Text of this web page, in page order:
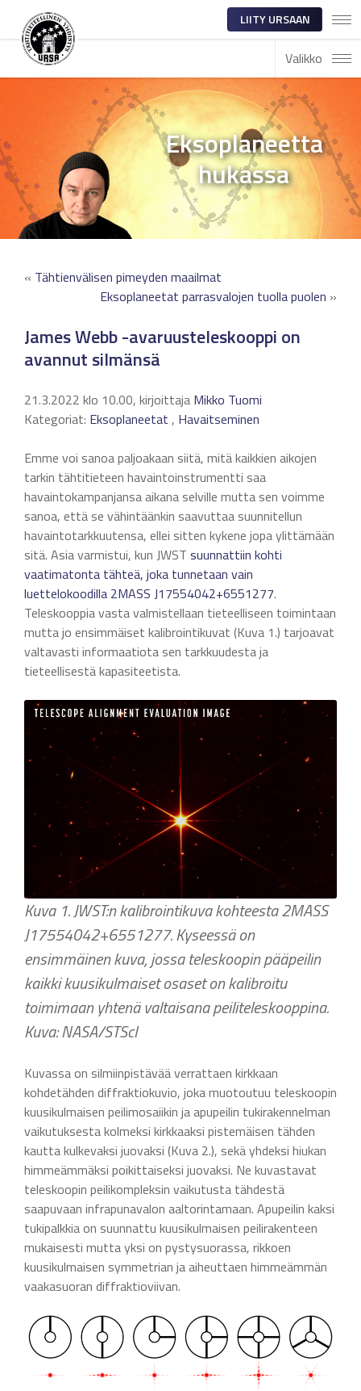
LIITY URSAAN
Valikko
Eksoplaneetta
hukassa
« Tähtienvälisen pimeyden maailmat
Eksoplaneetat parrasvalojen tuolla puolen »
James Webb -avaruusteleskooppi on
avannut silmänsä
21.3.2022 klo 10.00, kirjoittaja Mikko Tuomi
Kategoriat: Eksoplaneetat , Havaitseminen
Emme voi sanoa paljoakaan siitä, mitä kaikkien aikojen
tarkin tähtitieteen havaintoinstrumentti saa
havaintokampanjansa aikana selville mutta sen voimme
sanoa, että se vähintäänkin saavuttaa suunnitellun
havaintotarkkuutensa, ellei sitten kykene jopa ylittämään
sitä. Asia varmistui, kun JWST suunnattiin kohti
vaatimatonta tähteä, joka tunnetaan vain
luettelokoodilla 2MASS J17554042+6551277.
Teleskooppia vasta valmistellaan tieteelliseen toimintaan
mutta jo ensimmäiset kalibrointikuvat (Kuva 1.) tarjoavat
valtavasti informaatiota sen tarkkuudesta ja
tieteellisestä kapasiteetista.
Kuva 1. JWST:n kalibrointikuva kohteesta 2MASS
J17554042+6551277. Kyseessä on
ensimmäinen kuva, jossa teleskoopin pääpeilin
kaikki kuusikulmaiset osaset on kalibroitu
toimimaan yhtenä valtaisana peiliteleskooppina.
Kuva: NASA/STScI
Kuvassa on silmiinpistävää verrattaen kirkkaan
kohdetähden diffraktiokuvio, joka muotoutuu teleskoopin
kuusikulmaisen peilimosaiikin ja apupeilin tukirakennelman
vaikutuksesta kolmeksi kirkkaaksi pistemäisen tähden
kautta kulkevaksi juovaksi (Kuva 2.), sekä yhdeksi hiukan
himmeämmäksi poikittaiseksi juovaksi. Ne kuvastavat
teleskoopin peilikompleksin vaikutusta tähdestä
saapuvaan infrapunavalon aaltorintamaan. Apupeilin kaksi
tukipalkkia on suunnattu kuusikulmaisen peilirakenteen
mukaisesti mutta yksi on pystysuorassa, rikkoen
kuusikulmaisen symmetrian ja aiheuttaen himmeämmän
vaakasuoran diffraktioviivan.